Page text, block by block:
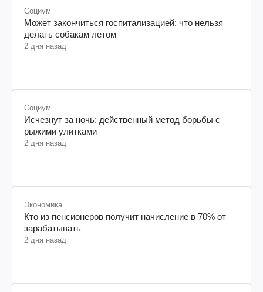
Социум
Может закончиться госпитализацией: что нельзя
делать собакам летом
2 дня назад
Социум
Исчезнут за ночь: действенный метод борьбы с
рыжими улитками
2 дня назад
Экономика
Кто из пенсионеров получит начисление в 70% от
зарабатывать
2 дня назад